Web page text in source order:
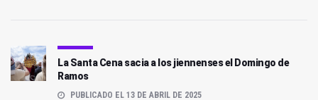
La Santa Cena sacia a los jiennenses el Domingo de
Ramos
PUBLICADO EL 13 DE ABRIL DE 2025